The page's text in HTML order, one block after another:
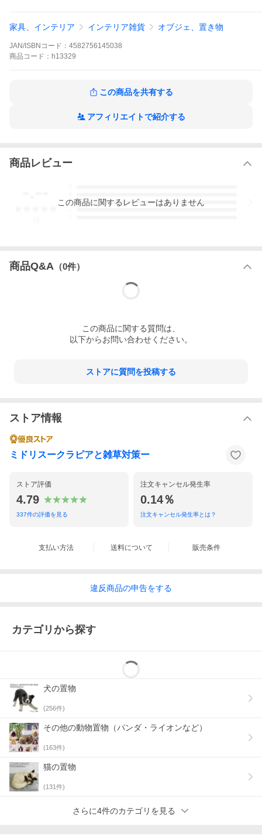
重量：1.6kg
【ブランド「ウービア」（woobia）について】
かさに欠かせない存在である」という変わらない想いのもとまる
で命が宿ったかのような動物たちを制作。
れたデザイン、鮮明な色使いで職人の技術によって実現された工
家具、インテリア インテリア雑貨 オブジェ、置き物
JAN/ISBNコード： 4582756145038
商品 コード： h13329
この商品を共有する
アフィリエイトで紹介する
商品レビュー
3
この商品に関するレビューはありません
商品Q&A （0件）
この商品に関する質問は、
以下からお問い合わせください。
ストアに質問を投稿する
ストア情報
ミドリスークラピアと雑草対策ー
ストア評価
4.79
337件の評価を見る
注文キャンセル発生率
0.14％
注文キャンセル発生率とは？
支払い方法 送料について 販売条件
違反商品の申告をする
カテゴリから探す
犬の置物
(256件)
その他の動物置物（パンダ・ライオンなど）
(163件)
猫の置物
(131件)
さらに4件のカテゴリを見る